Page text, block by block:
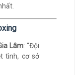
Lâm: “Đội
tình, cơ sở